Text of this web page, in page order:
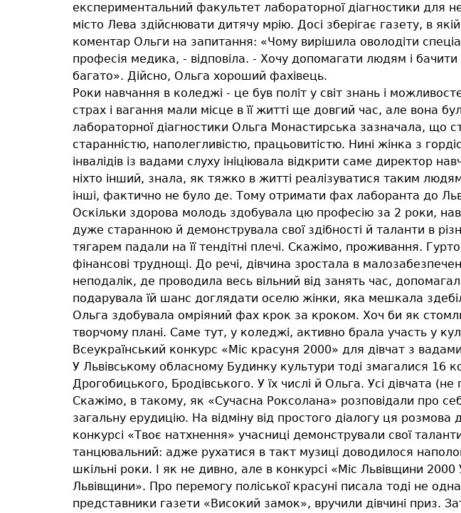
експериментальний факультет лабораторної діагностики для
місто Лева здійснювати дитячу мрію. Досі зберігає газету, в
коментар Ольги на запитання: «Чому вирішила оволодіти
професія медика, - відповіла. - Хочу допомагати людям і
багато». Дійсно, Ольга хороший фахівець.
Роки навчання в коледжі - це був політ у світ знань і
страх і вагання мали місце в її житті ще довгий час, але вона
лабораторної діагностики Ольга Монастирська зазначала, що
старанністю, наполегливістю, працьовитістю. Нині жінка з
інвалідів із вадами слуху ініціювала відкрити саме директор
ніхто інший, знала, як тяжко в житті реалізуватися таким
інші, фактично не було де. Тому отримати фах лаборанта до
Оскільки здорова молодь здобувала цю професію за 2 роки,
дуже старанною й демонструвала свої здібності й таланти в
тягарем падали на її тендітні плечі. Скажімо, проживання.
фінансові труднощі. До речі, дівчина зростала в
неподалік, де проводила весь вільний від занять час,
подарувала їй шанс доглядати оселю жінки, яка мешкала
Ольга здобувала омріяний фах крок за кроком. Хоч би як
творчому плані. Саме тут, у коледжі, активно брала участь у
Всеукраїнський конкурс «Міс красуня 2000» для дівчат з
У Львівському обласному Будинку культури тоді змагалися 16
Дрогобицького, Бродівського. У їх числі й Ольга. Усі дівчата
Скажімо, в такому, як «Сучасна Роксолана» розповідали про
загальну ерудицію. На відміну від простого діалогу ця
конкурсі «Твоє натхнення» учасниці демонстрували свої
танцювальний: адже рухатися в такт музиці доводилося
шкільні роки. І як не дивно, але в конкурсі «Міс Львівщини
Львівщини». Про перемогу поліської красуні писала тоді не
представники газети «Високий замок», вручили дівчині приз.